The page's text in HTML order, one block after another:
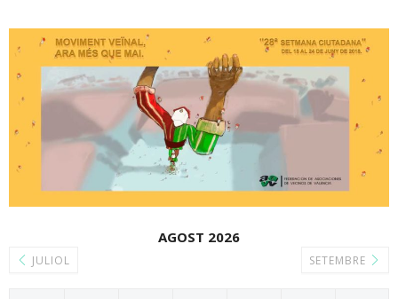
JULIOL
AGOST 2026
SETEMBRE